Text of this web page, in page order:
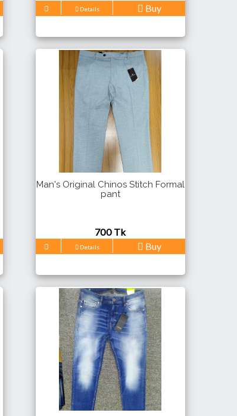
Details Buy
Man's Original Chinos Stitch Formal
pant
700 Tk
Details Buy